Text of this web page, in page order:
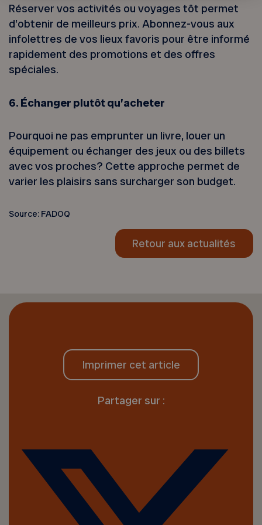
Réserver vos activités ou voyages tôt permet
d’obtenir de meilleurs prix. Abonnez-vous aux
infolettres de vos lieux favoris pour être informé
rapidement des promotions et des offres
spéciales.
6. Échanger plutôt qu’acheter
Pourquoi ne pas emprunter un livre, louer un
équipement ou échanger des jeux ou des billets
avec vos proches? Cette approche permet de
varier les plaisirs sans surcharger son budget.
Source: FADOQ
Retour aux actualités
Imprimer cet article
Partager sur :